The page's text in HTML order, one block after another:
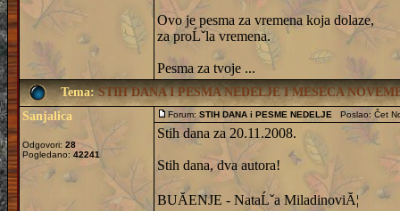
Ovo je pesma za vremena koja dolaze,
za proĹˇla vremena.
Pesma za tvoje ...
Tema:STIH DANA I PESMA NEDELJE I MESECA
Sanjalica
Odgovori: 28
Pogledano: 42241
Forum: STIH DANA i PESME NEDELJE Poslao: Čet
Stih dana za 20.11.2008.
Stih dana, dva autora!
BUĂENJE - NataĹˇa MiladinoviĂ¦